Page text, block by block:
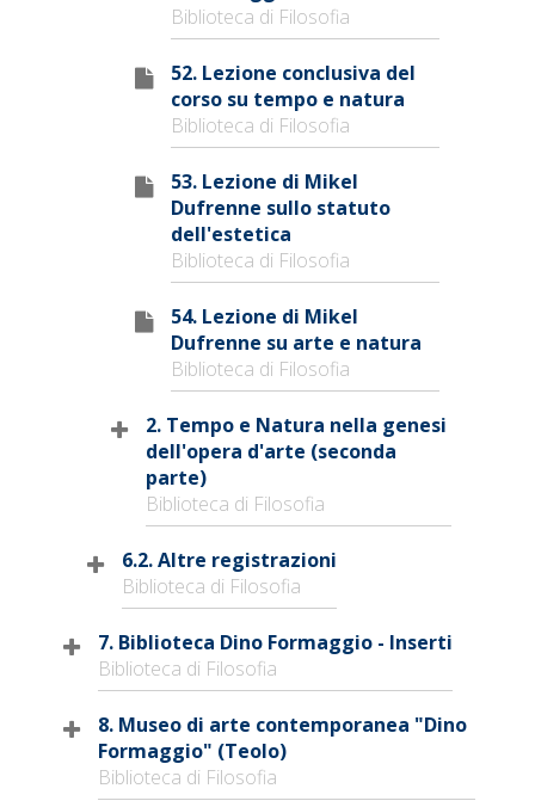
Biblioteca di Filosofia
52. Lezione conclusiva del
corso su tempo e natura
Biblioteca di Filosofia
53. Lezione di Mikel
Dufrenne sullo statuto
dell'estetica
Biblioteca di Filosofia
54. Lezione di Mikel
Dufrenne su arte e natura
Biblioteca di Filosofia
2. Tempo e Natura nella genesi
dell'opera d'arte (seconda
parte)
Biblioteca di Filosofia
6.2. Altre registrazioni
Biblioteca di Filosofia
7. Biblioteca Dino Formaggio - Inserti
Biblioteca di Filosofia
8. Museo di arte contemporanea "Dino
Formaggio" (Teolo)
Biblioteca di Filosofia